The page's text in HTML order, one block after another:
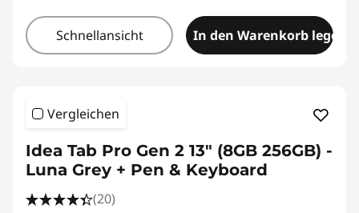
Schnellansicht In den Warenkorb legen
Vergleichen
Idea Tab Pro Gen 2 13" (8GB 256GB) -
Luna Grey + Pen & Keyboard
(20)